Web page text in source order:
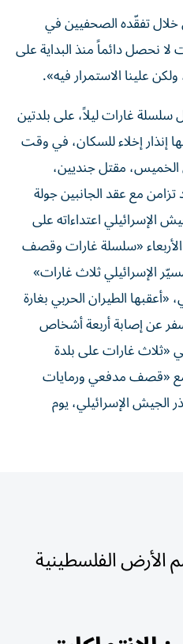
تفقّده الصحفيين في
نحصل دائماً منذ البداية على
علينا الاستمرار فيه».
غارات ليلاً، على بلدتين
إنذار إخلاء للسكان، في وقت
مقتل جنديين،
مع عقد الجانبين جولة
اعتداءاته على
«سلسلة غارات وقصف
الإسرائيلي ثلاث غارات»
الطيران الحربي بغارة
عن إصابة أربعة أشخاص
«ثلاث غارات على بلدة
مع «قصف مدفعي ورمايات
الجيش الإسرائيلي، يوم
الفلسطينية